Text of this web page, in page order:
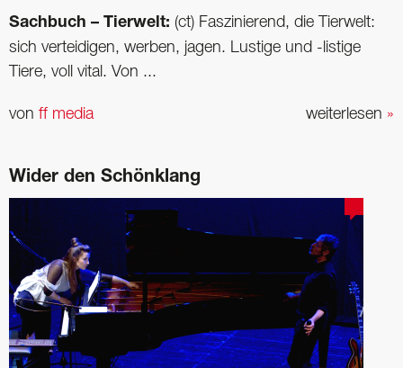
Sachbuch – Tierwelt: (ct) Faszinierend, die Tierwelt:
sich verteidigen, werben, jagen. Lustige und -listige
Tiere, voll vital. Von ...
weiterlesen »
von ff media
Wider den Schönklang